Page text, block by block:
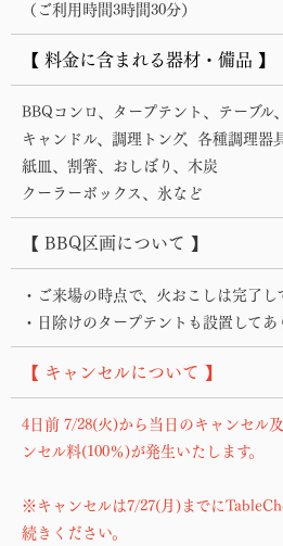
（ご利用時間3時間30分）
【 料金に含まれる器材・備品 】
BBQコンロ、タープテント、テーブル
キャンドル、調理トング、各種調理器
紙皿、割箸、おしぼり、木炭
クーラーボックス、氷など
【 BBQ区画について 】
・ご来場の時点で、火おこしは完了し
・日除けのタープテントも設置してあ
【 キャンセルについて 】
4日前 7/28(火)から当日のキャンセル
ンセル料(100％)が発生いたします。
※キャンセルは7/27(月)までに
続きください。